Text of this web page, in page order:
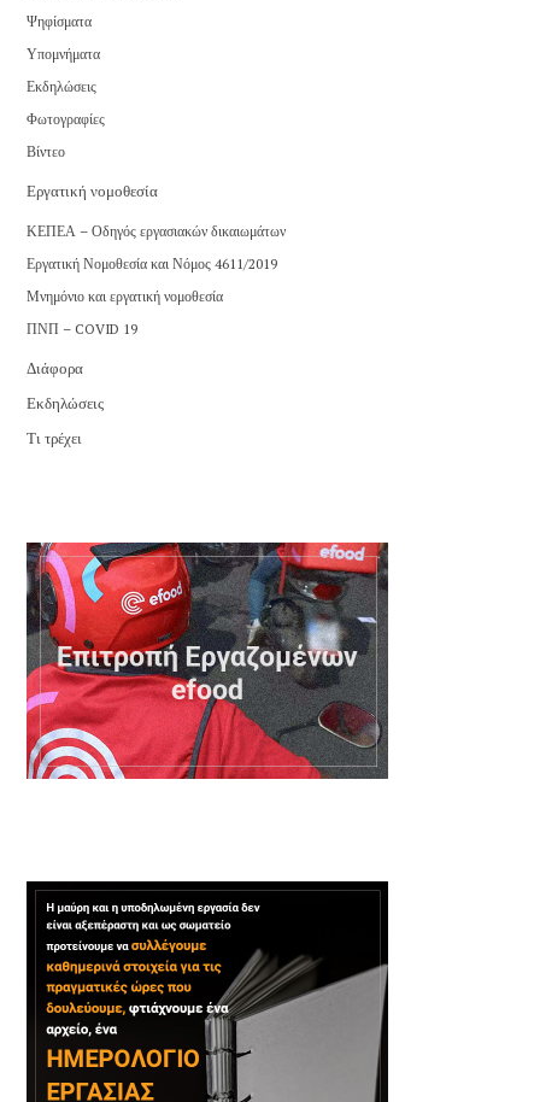
Ψηφίσματα
Υπομνήματα
Εκδηλώσεις
Φωτογραφίες
Βίντεο
Εργατική νομοθεσία
ΚΕΠΕΑ – Οδηγός εργασιακών δικαιωμάτων
Εργατική Νομοθεσία και Νόμος 4611/2019
Μνημόνιο και εργατική νομοθεσία
ΠΝΠ – COVID 19
Διάφορα
Εκδηλώσεις
Τι τρέχει